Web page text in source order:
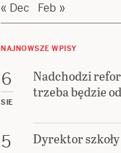
« Dec
Feb »
NAJNOWSZE WPISY
6
SIE
Nadchodzi
trzeba będzie
5 Dyrektor